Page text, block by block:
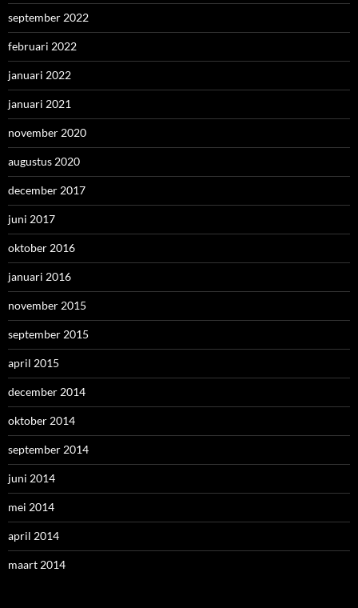
september 2022
februari 2022
januari 2022
januari 2021
november 2020
augustus 2020
december 2017
juni 2017
oktober 2016
januari 2016
november 2015
september 2015
april 2015
december 2014
oktober 2014
september 2014
juni 2014
mei 2014
april 2014
maart 2014